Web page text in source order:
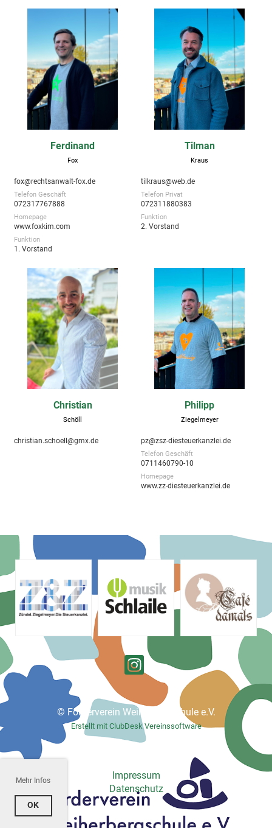
Mehr Infos
OK
Ferdinand
Fox
fox@rechtsanwalt-fox.de
Telefon Geschäft
072317767888
Homepage
www.foxkim.com
Funktion
1. Vorstand
Tilman
Kraus
tilkraus@web.de
Telefon Privat
072311880383
Funktion
2. Vorstand
Christian
Schöll
christian.schoell@gmx.de
Philipp
Ziegelmeyer
pz@zsz-diesteuerkanzlei.de
Telefon Geschäft
0711460790-10
Homepage
www.zz-diesteuerkanzlei.de
© Förderverein Weiherbergschule e.V.
Erstellt mit ClubDesk Vereinssoftware
Impressum
Datenschutz